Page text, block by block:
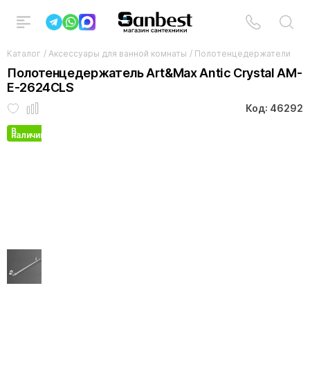
Каталог / Аксессуары для ванной комнаты / Полотенцедержатели
Полотенцедержатель Art&Max Antic Crystal AM-
E-2624CLS
Код: 46292
В
наличии